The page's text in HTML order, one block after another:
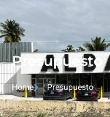
Presupuesto
Home Presupuesto